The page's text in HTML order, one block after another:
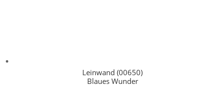
Leinwand (00650)
Blaues Wunder